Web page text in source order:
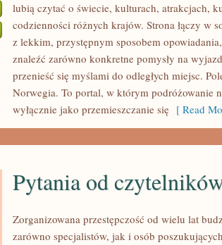
MAKAU
lubią czytać o świecie, kulturach, atrakcjach,
codzienności różnych krajów. Strona łączy w
z lekkim, przystępnym sposobem
znaleźć zarówno konkretne pomysły na
przenieść się myślami do odległych miejsc.
Norwegia. To portal, w którym podróżowanie
wyłącznie jako przemieszczanie się [ Read
Pytania od
Zorganizowana przestępczość od wielu lat
zarówno specjalistów, jak i osób